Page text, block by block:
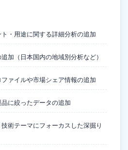
・用途に関する詳細分析の追加
加（日本国内の地域別分析など）
ァイルや市場シェア情報の追加
に絞ったデータの追加
術テーマにフォーカスした深掘り